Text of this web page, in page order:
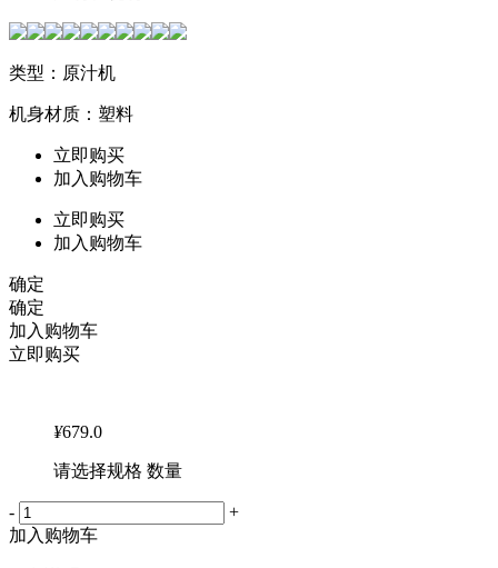
类型：原汁机
机身材质：塑料
立即购买
加入购物车
立即购买
加入购物车
确定
确定
加入购物车
立即购买
¥679.0
请选择规格 数量
-
+
加入购物车